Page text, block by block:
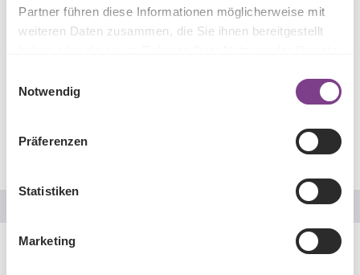
Partner führen diese Informationen möglicherweise mit
weiteren Daten zusammen, die Sie ihnen bereitgestellt
Notwendig
Präferenzen
Statistiken
Marketing
einverstanden.
Die mit einem Stern (*) markierten Felder sind Pflichtfelder.
Absenden
Shop Service